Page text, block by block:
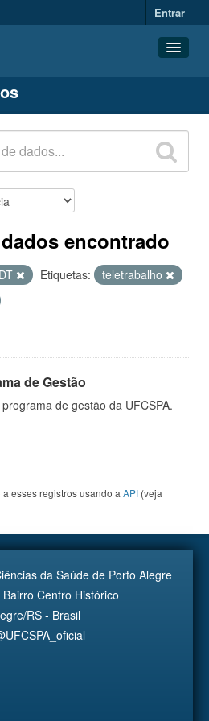
Entrar
encontrado
Etiquetas:
teletrabalho
de Gestão
de gestão da UFCSPA.
esses registros usando a API (veja
da Saúde de Porto Alegre
Centro Histórico
RS - Brasil